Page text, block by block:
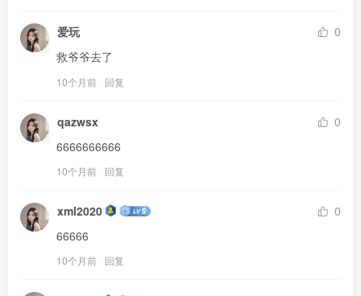
爱玩
0
救爷爷去了
10个月前 回复
qazwsx
0
6666666666
10个月前 回复
xml2020
0
66666
10个月前 回复